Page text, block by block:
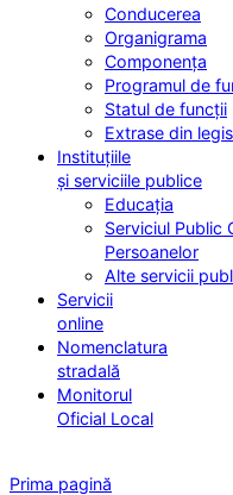
Conducerea
Organigrama
Componența
Programul de
Statul de funcții
Extrase din
Instituțiile
și serviciile publice
Educația
Serviciul Public
Persoanelor
Alte servicii
Servicii
online
Nomenclatura
stradală
Monitorul
Oficial Local
Prima pagină